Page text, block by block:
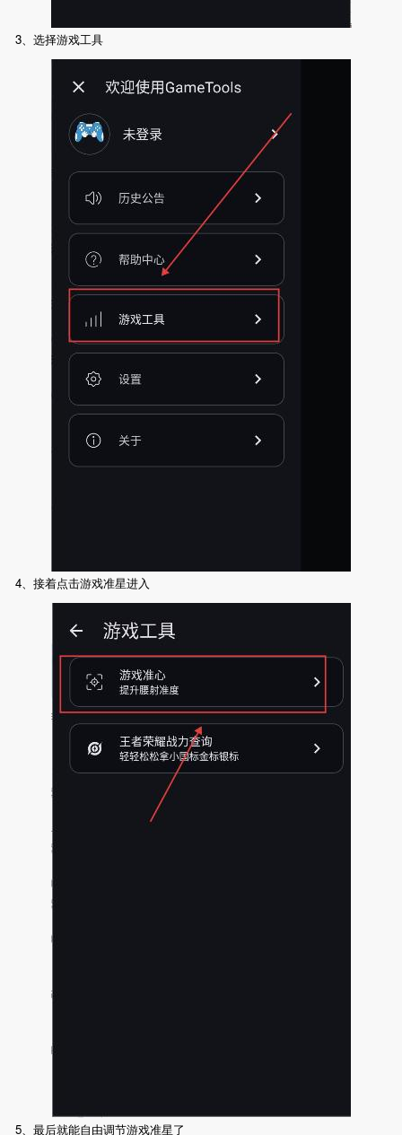
3、选择游戏工具
4、接着点击游戏准星进入
5、最后就能自由调节游戏准星了